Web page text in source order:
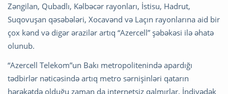
Zəngilan, Qubadlı, Kəlbəcər rayonları, İstisu, Hadrut,
Suqovuşan qəsəbələri, Xocavənd və Laçın rayonlarına aid bir
çox kənd və digər ərazilər artıq “Azercell” şəbəkəsi ilə əhatə
olunub.
“Azercell Telekom”un Bakı metropolitenində apardığı
tədbirlər nəticəsində artıq metro sərnişinləri qatarın
hərəkətdə olduğu zaman da internetsiz qalmırlar. İndiyədək